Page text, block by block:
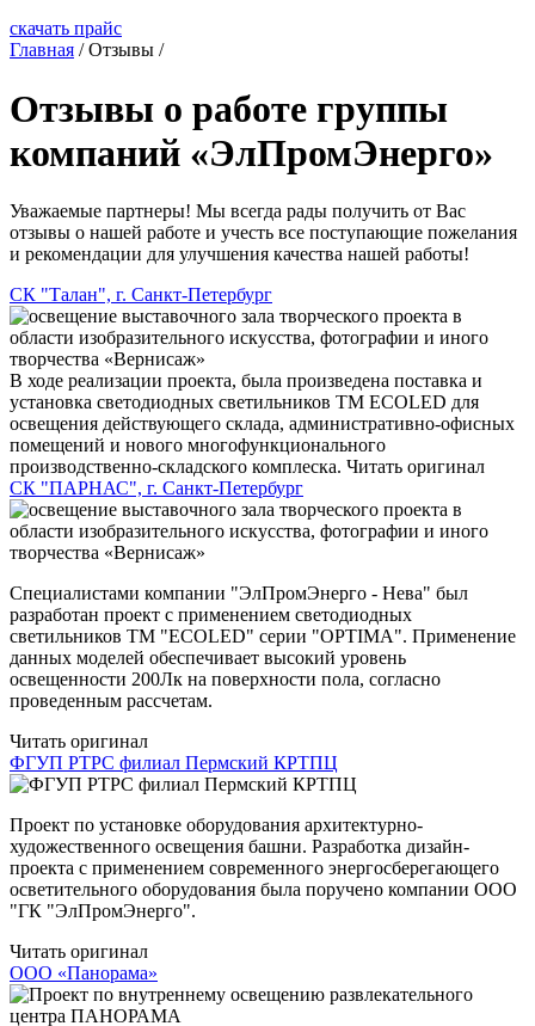
скачать прайс
Главная / Отзывы /
Отзывы о работе группы
компаний «ЭлПромЭнерго»
Уважаемые партнеры! Мы всегда рады получить от Вас
отзывы о нашей работе и учесть все поступающие пожелания
и рекомендации для улучшения качества нашей работы!
СК "Талан", г. Санкт-Петербург
В ходе реализации проекта, была произведена поставка и
установка светодиодных светильников ТМ ECOLED для
освещения действующего склада, административно-офисных
помещений и нового многофункционального
производственно-складского комплеска. Читать оригинал
СК "ПАРНАС", г. Санкт-Петербург
Специалистами компании "ЭлПромЭнерго - Нева" был
разработан проект с применением светодиодных
светильников TM "ECOLED" серии "OPTIMA". Применение
данных моделей обеспечивает высокий уровень
освещенности 200Лк на поверхности пола, согласно
проведенным рассчетам.
Читать оригинал
ФГУП РТРС филиал Пермский КРТПЦ
Проект по установке оборудования архитектурно-
художественного освещения башни. Разработка дизайн-
проекта с применением современного энергосберегающего
осветительного оборудования была поручено компании ООО
"ГК "ЭлПромЭнерго".
Читать оригинал
ООО «Панорама»